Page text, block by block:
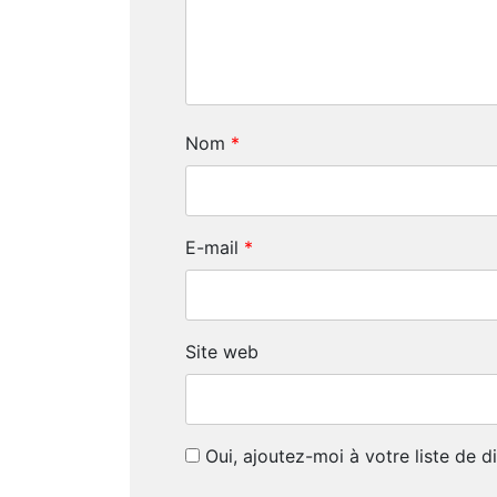
Nom *
E-mail *
Site web
Oui, ajoutez-moi à votre liste de